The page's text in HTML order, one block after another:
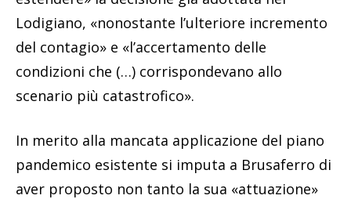
Lodigiano, «nonostante l’ulteriore incremento
del contagio» e «l’accertamento delle
condizioni che (…) corrispondevano allo
scenario più catastrofico».
In merito alla mancata applicazione del piano
pandemico esistente si imputa a Brusaferro di
aver proposto non tanto la sua «attuazione»